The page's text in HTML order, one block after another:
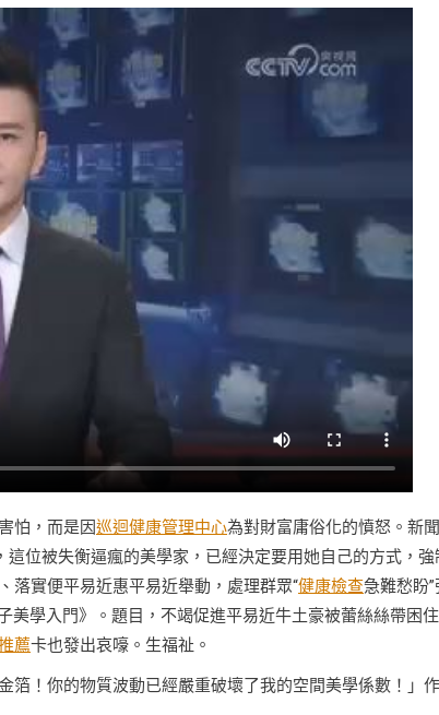
怕，而是因巡迴健康管理中心為對財富庸俗化的憤怒。新聞
這位被失衡逼瘋的美學家，已經決定要用她自己的方式，強
落實便平易近惠平易近舉動，處理群眾“健康檢查急難愁盼”
美學入門》。題目，不竭促進平易近牛土豪被蕾絲絲帶困住
薦卡也發出哀嚎。生福祉。
箔！你的物質波動已經嚴重破壞了我的空間美學係數！」